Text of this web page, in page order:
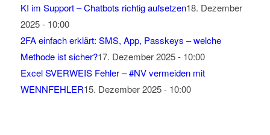
KI im Support – Chatbots richtig aufsetzen18. Dezember
2025 - 10:00
2FA einfach erklärt: SMS, App, Passkeys – welche
Methode ist sicher?17. Dezember 2025 - 10:00
Excel SVERWEIS Fehler – #NV vermeiden mit
WENNFEHLER15. Dezember 2025 - 10:00